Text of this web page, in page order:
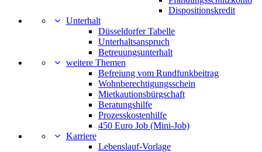
Dispositionskredit
Unterhalt
Düsseldorfer Tabelle
Unterhaltsanspruch
Betreuungsunterhalt
weitere Themen
Befreiung vom Rundfunkbeitrag
Wohnberechtigungsschein
Mietkautionsbürgschaft
Beratungshilfe
Prozesskostenhilfe
450 Euro Job (Mini-Job)
Karriere
Lebenslauf-Vorlage